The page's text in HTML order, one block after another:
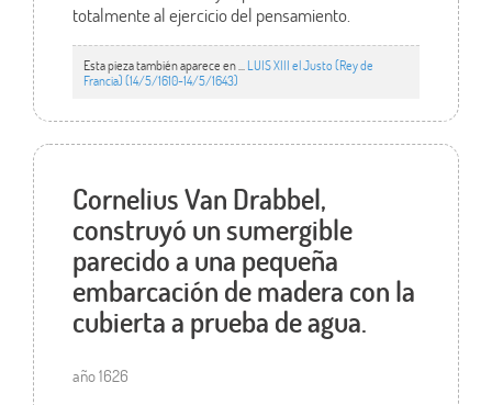
totalmente al ejercicio del pensamiento.
Esta pieza también aparece en ... LUIS XIII el Justo (Rey de
Francia) (14/5/1610-14/5/1643)
Cornelius Van Drabbel,
construyó un sumergible
parecido a una pequeña
embarcación de madera con la
cubierta a prueba de agua.
año 1626